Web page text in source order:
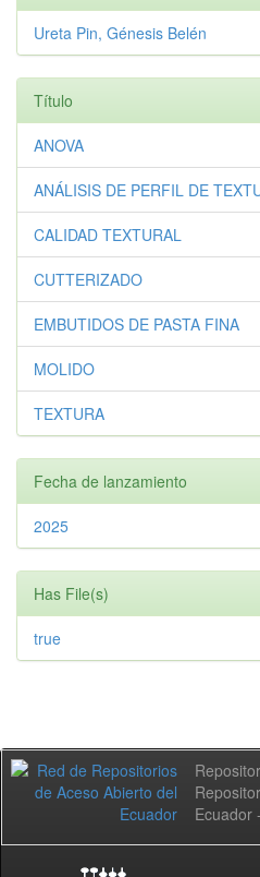
Ureta Pin, Génesis Belén
Título
ANOVA
ANÁLISIS DE PERFIL DE
CALIDAD TEXTURAL
CUTTERIZADO
EMBUTIDOS DE PASTA FINA
MOLIDO
TEXTURA
Fecha de lanzamiento
2025
Has File(s)
true
Ecuador